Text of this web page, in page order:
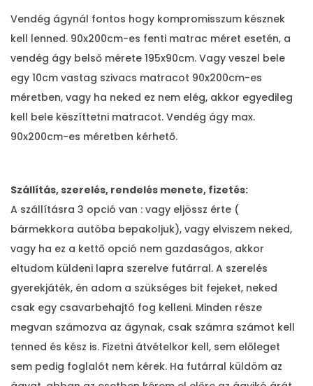
Vendég ágynál fontos hogy kompromisszum késznek
kell lenned. 90x200cm-es fenti matrac méret esetén, a
vendég ágy belső mérete 195x90cm. Vagy veszel bele
egy 10cm vastag szivacs matracot 90x200cm-es
méretben, vagy ha neked ez nem elég, akkor egyedileg
kell bele készíttetni matracot. Vendég ágy max.
90x200cm-es méretben kérhető.
Szállítás, szerelés, rendelés menete, fizetés:
A szállításra 3 opció van : vagy eljössz érte (
bármekkora autóba bepakoljuk), vagy elviszem neked,
vagy ha ez a kettő opció nem gazdaságos, akkor
eltudom küldeni lapra szerelve futárral. A szerelés
gyerekjáték, én adom a szükséges bit fejeket, neked
csak egy csavarbehajtó fog kelleni. Minden része
megvan számozva az ágynak, csak számra számot kell
tenned és kész is. Fizetni átvételkor kell, sem előleget
sem pedig foglalót nem kérek. Ha futárral küldöm az